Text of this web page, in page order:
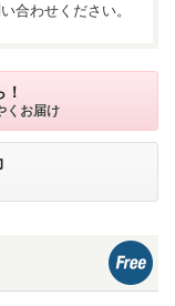
合わせください。
くお届け